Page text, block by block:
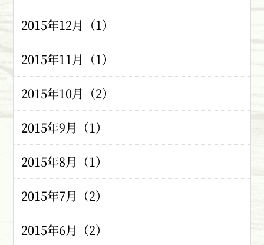
2015年12月（1）
2015年11月（1）
2015年10月（2）
2015年9月（1）
2015年8月（1）
2015年7月（2）
2015年6月（2）